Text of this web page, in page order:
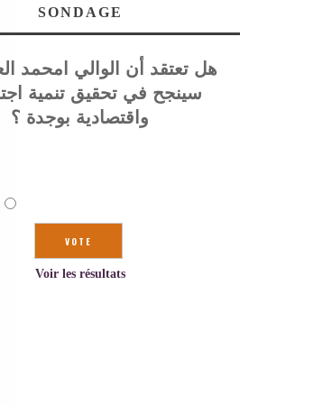
SONDAGE
هل تعتقد أن الوالي امحمد
سينجح في تحقيق تنمية
واقتصادية بوجدة ؟
Voir les résultats